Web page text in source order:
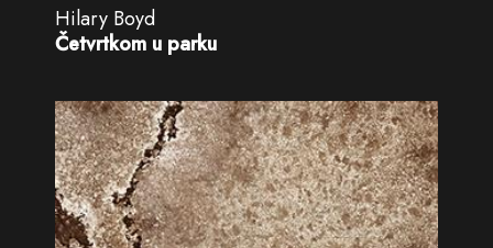
Hilary Boyd
Četvrtkom u parku